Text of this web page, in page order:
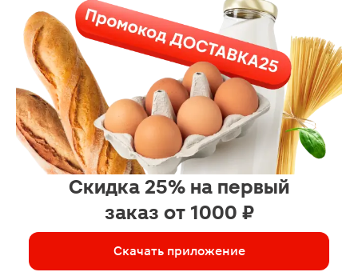
Скидка 25% на первый
заказ от 1000 ₽
Скачать приложение